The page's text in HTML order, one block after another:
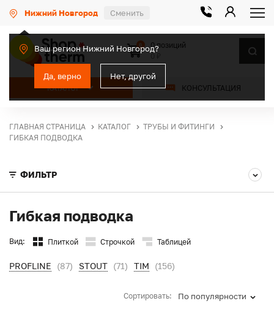
Нижний Новгород Сменить
Ваш регион Нижний Новгород?
Да, верно Нет, другой
КАТАЛОГ КОНСУЛЬТАЦИЯ
0
0 позиций
ГЛАВНАЯ СТРАНИЦА КАТАЛОГ
ТРУБЫ И ФИТИНГИ
ГИБКАЯ ПОДВОДКА
ФИЛЬТР
Гибкая подводка
Вид: Плиткой Строчкой Таблицей
PROFLINE (87) STOUT (71) TIM (156)
Сортировать: По популярности